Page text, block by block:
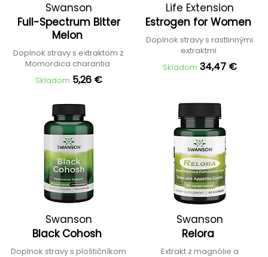
Swanson
Full-Spectrum Bitter
Melon
Doplnok stravy s extraktom z
Momordica charantia
Skladom 5,26 €
Life Extension
Estrogen for Women
Doplnok stravy s rastlinnými
extraktmi
Skladom 34,47 €
Swanson
Black Cohosh
Doplnok stravy s ploštičníkom
Swanson
Relora
Extrakt z magnólie a